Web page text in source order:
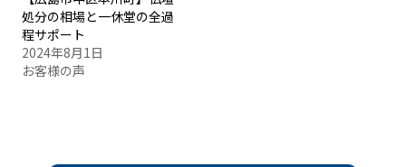
処分の相場と一休堂の全過
程サポート
2024年8月1日
お客様の声